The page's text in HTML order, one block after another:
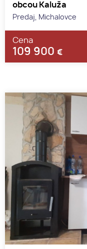
obcou Kaluža
Predaj, Michalovce
Cena
109 900 €